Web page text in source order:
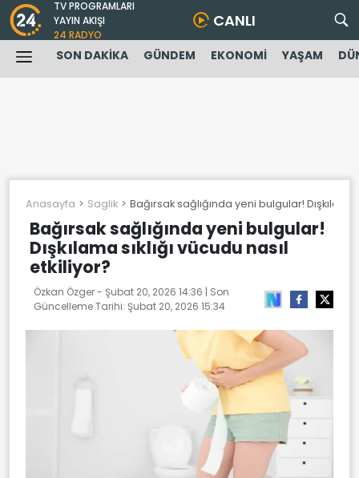
TV PROGRAMLARI
YAYIN AKIŞI
24 RADYO
CANLI
SON DAKİKA GÜNDEM EKONOMİ YAŞAM
Anasayfa Saglik Bağırsak sağlığında yeni bulgular! Dışkılama
Bağırsak sağlığında yeni bulgular!
Dışkılama sıklığı vücudu nasıl
etkiliyor?
Özkan Özger - Şubat 20, 2026 14:36 | Son
Güncelleme Tarihi: Şubat 20, 2026 15:34